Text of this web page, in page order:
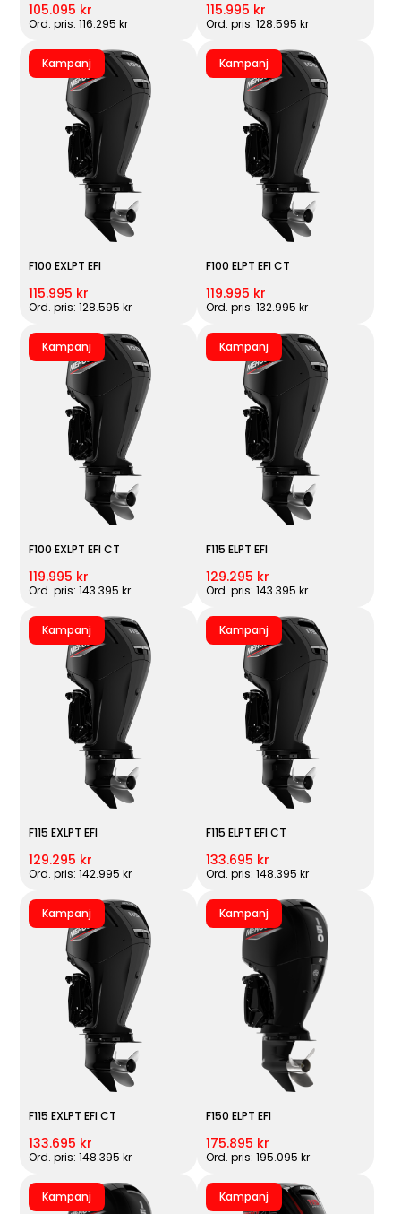
105.095 kr
Ord. pris: 116.295 kr
115.995 kr
Ord. pris: 128.595 kr
Kampanj
F100 EXLPT EFI
115.995 kr
Ord. pris: 128.595 kr
Kampanj
F100 ELPT EFI CT
119.995 kr
Ord. pris: 132.995 kr
Kampanj
F100 EXLPT EFI CT
119.995 kr
Ord. pris: 143.395 kr
Kampanj
F115 ELPT EFI
129.295 kr
Ord. pris: 143.395 kr
Kampanj
F115 EXLPT EFI
129.295 kr
Ord. pris: 142.995 kr
Kampanj
F115 ELPT EFI CT
133.695 kr
Ord. pris: 148.395 kr
Kampanj
F115 EXLPT EFI CT
133.695 kr
Ord. pris: 148.395 kr
Kampanj
F150 ELPT EFI
175.895 kr
Ord. pris: 195.095 kr
Kampanj Kampanj